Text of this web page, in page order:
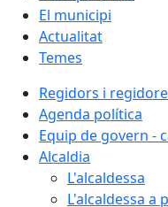
El municipi
Actualitat
Temes
Regidors i
Agenda política
Equip de govern -
Alcaldia
L'alcaldessa
L'alcaldessa a